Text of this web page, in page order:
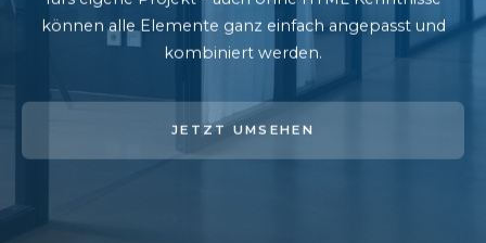
können alle Elemente ganz einfach angepasst und
kombiniert werden.
JETZT UMSEHEN